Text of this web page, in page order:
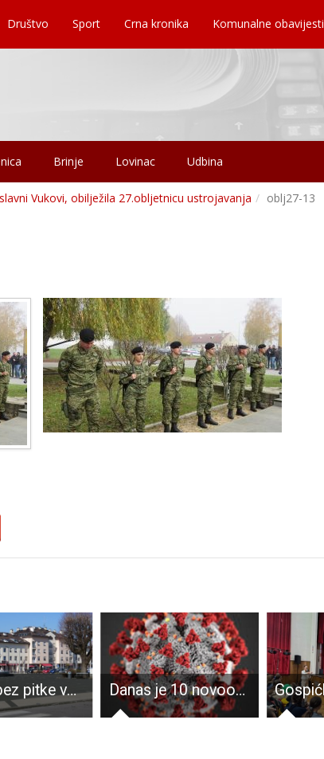
Društvo Sport Crna kronika Komunalne obavijesti
Brinje Lovinac Udbina
Vukovi, obilježila 27.obljetnicu ustrojavanja oblj27-13
Gospić bez pitke vode ostaje zbog dotrajalih vodovodnih cijevi Danas je 10 novooboljelih od COVID-19